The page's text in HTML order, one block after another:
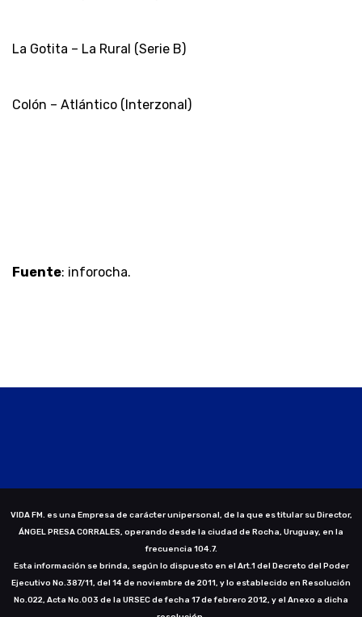
La Gotita – La Rural (Serie B)
Colón – Atlántico (Interzonal)
Fuente: inforocha.
VIDA FM. es una Empresa de carácter unipersonal, de la que es titular su Director,
ÁNGEL PRESA CORRALES, operando desde la ciudad de Rocha, Uruguay, en la
frecuencia 104.7.
Esta información se brinda, según lo dispuesto en el Art.1 del Decreto del Poder
Ejecutivo No.387/11, del 14 de noviembre de 2011, y lo establecido en Resolución
No.022, Acta No.003 de la URSEC de fecha 17 de febrero 2012, y el Anexo a dicha